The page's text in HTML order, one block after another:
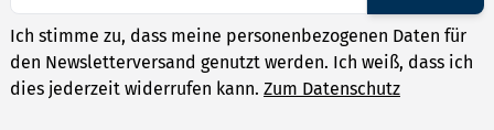
Ich stimme zu, dass meine personenbezogenen Daten für
den Newsletterversand genutzt werden. Ich weiß, dass ich
dies jederzeit widerrufen kann. Zum Datenschutz